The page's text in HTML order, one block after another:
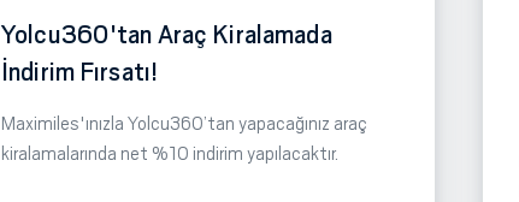
Yolcu360'tan Araç Kiralamada
İndirim Fırsatı!
Maximiles'ınızla Yolcu360’tan yapacağınız araç
kiralamalarında net %10 indirim yapılacaktır.